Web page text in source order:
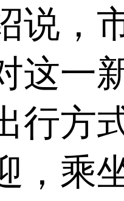
说，
这一
行方
，乘